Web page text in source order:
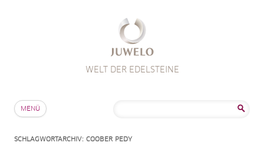
WELT DER EDELSTEINE
MENÜ
SCHLAGWORTARCHIV: COOBER PEDY